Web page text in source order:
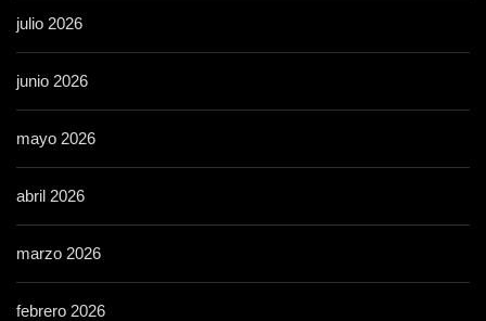
julio 2026
junio 2026
mayo 2026
abril 2026
marzo 2026
febrero 2026